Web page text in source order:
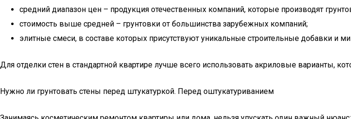
средний диапазон цен – продукция отечественных компаний, которые производят
стоимость выше средней – грунтовки от большинства зарубежных компаний;
элитные смеси, в составе которых присутствуют уникальные строительные добавки и
Для отделки стен в стандартной квартире лучше всего использовать акриловые варианты,
Нужно ли грунтовать стены перед штукатуркой. Перед оштукатуриванием